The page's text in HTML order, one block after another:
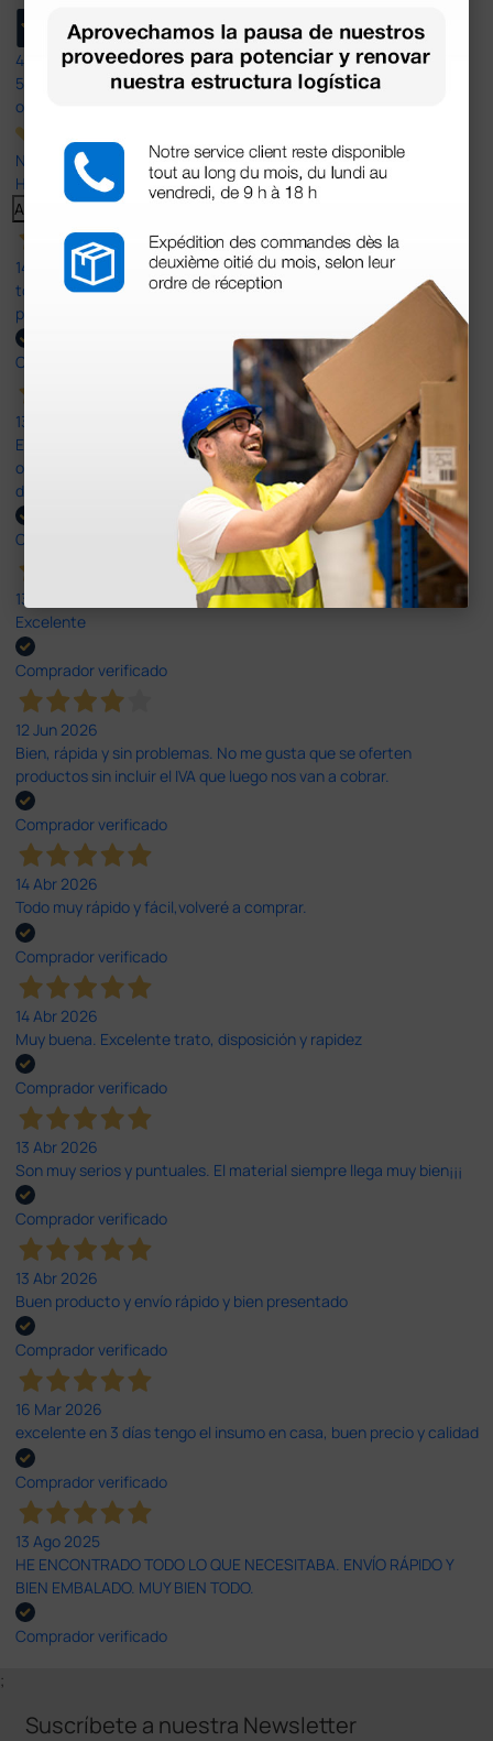
4,4
597
opiniones
Nuestras reseñas de 4 y 5 estrellas.
Haga clic aquí para leerlos todos >
Anterior Siguiente
14 Jul 2026
todo correcto. podria señalar que un poco caro los portes y el
plazo de entrega se alarga.
Comprador verificado
13 Jul 2026
Es fácil hacer el pedido. El producto, bastante mas barato que en
otras plataformas de material médico. Pero el envío cuesta más
del doble que en cualquier otra empresa dentro de España.
Comprador verificado
13 Jul 2026
Excelente
Comprador verificado
12 Jun 2026
Bien, rápida y sin problemas. No me gusta que se oferten
productos sin incluir el IVA que luego nos van a cobrar.
Comprador verificado
14 Abr 2026
Todo muy rápido y fácil,volveré a comprar.
Comprador verificado
14 Abr 2026
Muy buena. Excelente trato, disposición y rapidez
Comprador verificado
13 Abr 2026
Son muy serios y puntuales. El material siempre llega muy bien¡¡¡
Comprador verificado
13 Abr 2026
Buen producto y envío rápido y bien presentado
Comprador verificado
16 Mar 2026
excelente en 3 días tengo el insumo en casa, buen precio y calidad
Comprador verificado
13 Ago 2025
HE ENCONTRADO TODO LO QUE NECESITABA. ENVÍO RÁPIDO Y
BIEN EMBALADO. MUY BIEN TODO.
Comprador verificado
;
Suscríbete a nuestra Newsletter